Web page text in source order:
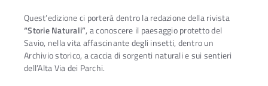
Quest’edizione ci porterà dentro la redazione della rivista
“Storie Naturali”, a conoscere il paesaggio protetto del
Savio, nella vita affascinante degli insetti, dentro un
Archivio storico, a caccia di sorgenti naturali e sui sentieri
dell’Alta Via dei Parchi.